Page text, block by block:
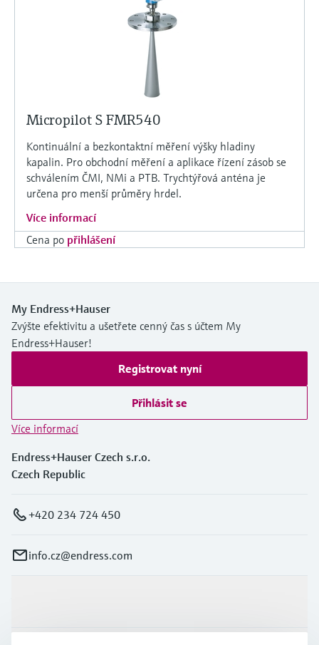
Micropilot S FMR540
Kontinuální a bezkontaktní měření výšky hladiny
kapalin. Pro obchodní měření a aplikace řízení zásob se
schválením ČMI, NMi a PTB. Trychtýřová anténa je
určena pro menší průměry hrdel.
Více informací
Cena po přihlášení
My Endress+Hauser
Zvýšte efektivitu a ušetřete cenný čas s účtem My
Endress+Hauser!
Registrovat nyní
Přihlásit se
Více informací
Endress+Hauser Czech s.r.o.
Czech Republic
+420 234 724 450
info.cz@endress.com